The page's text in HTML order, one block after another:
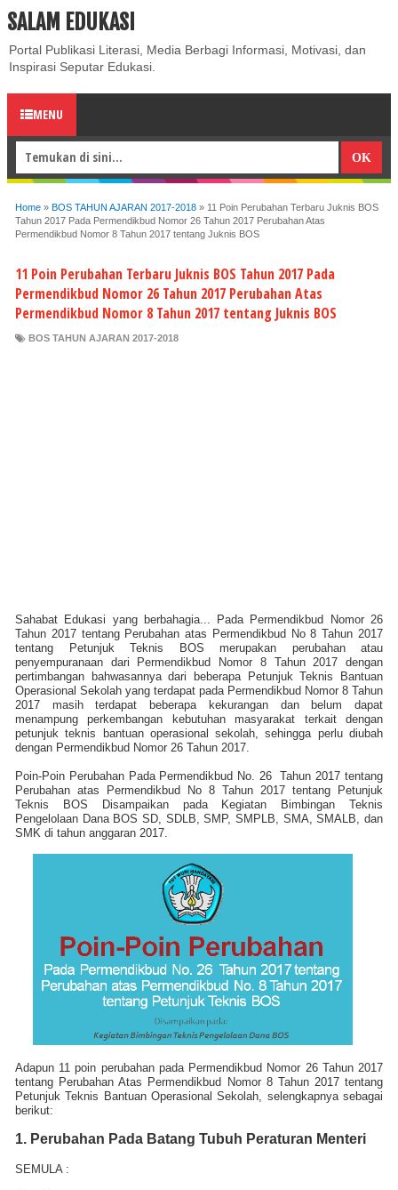
ABOUT CONTACT US
SALAM EDUKASI
Portal Publikasi Literasi, Media Berbagi Informasi, Motivasi, dan
Inspirasi Seputar Edukasi.
MENU
Home » BOS TAHUN AJARAN 2017-2018 » 11 Poin Perubahan Terbaru Juknis BOS
Tahun 2017 Pada Permendikbud Nomor 26 Tahun 2017 Perubahan Atas
Permendikbud Nomor 8 Tahun 2017 tentang Juknis BOS
11 Poin Perubahan Terbaru Juknis BOS Tahun 2017 Pada
Permendikbud Nomor 26 Tahun 2017 Perubahan Atas
Permendikbud Nomor 8 Tahun 2017 tentang Juknis BOS
BOS TAHUN AJARAN 2017-2018
Sahabat Edukasi yang berbahagia... Pada Permendikbud Nomor 26
Tahun 2017 tentang Perubahan atas Permendikbud No 8 Tahun 2017
tentang Petunjuk Teknis BOS
merupakan perubahan atau
penyempuranaan dari Permendikbud Nomor 8 Tahun 2017 dengan
pertimbangan bahwasannya dari beberapa Petunjuk Teknis Bantuan
Operasional Sekolah yang terdapat pada Permendikbud Nomor 8 Tahun
2017 masih terdapat beberapa kekurangan dan belum dapat
menampung perkembangan kebutuhan masyarakat terkait dengan
petunjuk teknis bantuan operasional sekolah, sehingga perlu diubah
dengan Permendikbud Nomor 26 Tahun 2017.
Poin-Poin Perubahan Pada Permendikbud No. 26 Tahun 2017 tentang
Perubahan atas Permendikbud No 8 Tahun 2017 tentang Petunjuk
Teknis BOS
Disampaikan pada
Kegiatan Bimbingan Teknis
Pengelolaan Dana BOS SD, SDLB, SMP, SMPLB, SMA, SMALB, dan
SMK di tahun anggaran 2017.
Adapun 11 poin perubahan pada Permendikbud Nomor 26 Tahun 2017
tentang Perubahan Atas Permendikbud Nomor 8 Tahun 2017 tentang
Petunjuk Teknis Bantuan Operasional Sekolah, selengkapnya sebagai
berikut:
1. Perubahan Pada Batang Tubuh Peraturan Menteri
SEMULA :